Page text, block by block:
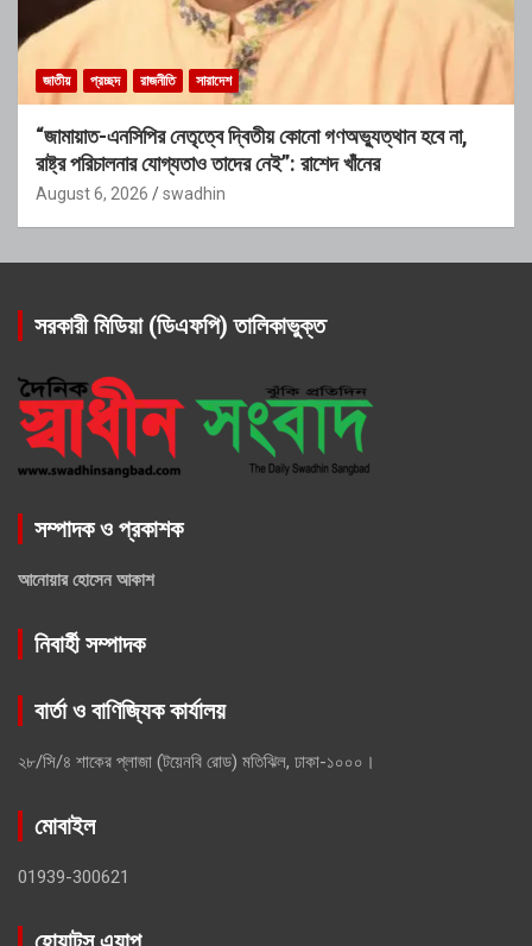
জাতীয় প্রচ্ছদ রাজনীতি সারাদেশ
“জামায়াত-এনসিপির নেতৃত্বে দ্বিতীয় কোনো গণঅভ্যুত্থান হবে না,
রাষ্ট্র পরিচালনার যোগ্যতাও তাদের নেই”: রাশেদ খাঁনের
August 6, 2026 swadhin
সরকারী মিডিয়া (ডিএফপি) তালিকাভুক্ত
সম্পাদক ও প্রকাশক
আনোয়ার হোসেন আকাশ
নিবার্হী সম্পাদক
বার্তা ও বাণিজ্যিক কার্যালয়
২৮/সি/৪ শাকের প্লাজা (টয়েনবি রোড) মতিঝিল, ঢাকা-১০০০।
মোবাইল
01939-300621